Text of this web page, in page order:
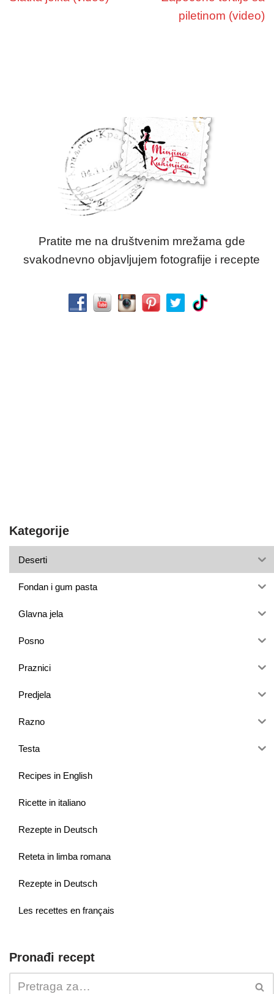
piletinom (video)
Pratite me na društvenim mrežama gde
svakodnevno objavljujem fotografije i recepte
Kategorije
Deserti
Fondan i gum pasta
Glavna jela
Posno
Praznici
Predjela
Razno
Testa
Recipes in English
Ricette in italiano
Rezepte in Deutsch
Reteta in limba romana
Rezepte in Deutsch
Les recettes en français
Pronađi recept